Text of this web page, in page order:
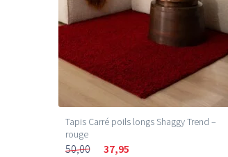
Tapis Carré poils longs Shaggy Trend –
rouge
50,00 37,95